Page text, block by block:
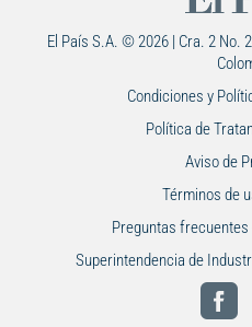
El País S.A. © 2026 | Cra. 2 No.
Condiciones y
Política de
Aviso de
Términos de
Preguntas
Superintendencia de